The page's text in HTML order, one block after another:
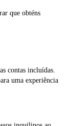
que obténs
contas incluídas.
uma experiência